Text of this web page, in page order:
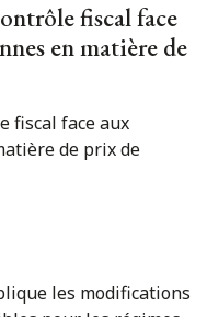
fiscal face
en matière de
fiscal face aux
de prix de